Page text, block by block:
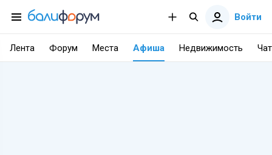
Войти
Лента Форум Места Афиша Недвижимость Чат